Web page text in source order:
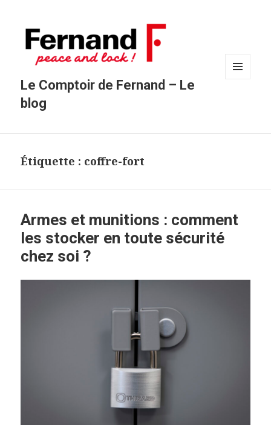
Le Comptoir de Fernand – Le
blog
Étiquette : coffre-fort
Armes et munitions : comment
les stocker en toute sécurité
chez soi ?